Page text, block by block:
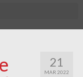
21
MAR 2022